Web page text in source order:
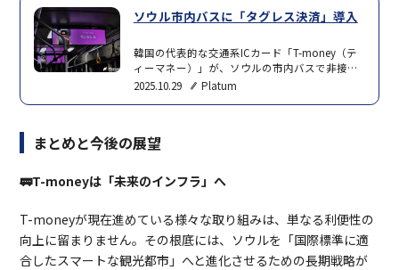
ソウル市内バスに「タグレス決済」導入
韓国の代表的な交通系ICカード「T-money（テ
ィーマネー）」が、ソウルの市内バスで非接触
自動決済システム「T-moneyタグレス決済」の
ォンを端末にかざさずとも、バスの乗降時に自
バッグの中にスマートフォンさえあれば料金
が…
2025.10.29 Platum
まとめと今後の展望
🚃T-moneyは「未来のインフラ」へ
T-moneyが現在進めている様々な取り組みは、単なる利便性の
向上に留まりません。その根底には、ソウルを「国際標準に適
合したスマートな観光都市」へと進化させるための長期戦略が